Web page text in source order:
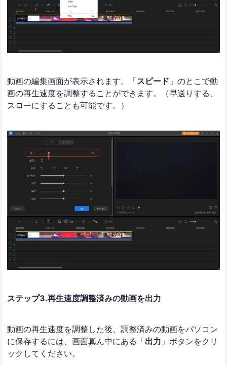
動画の編集画面が表示されます。「スピード 」のとこで動
画の再生速度を調整することができます。（早送りする、
スローにすることも可能です。）
ステップ3.再生速度調整済みの動画を出力
動画の再生速度を調整した後、調整済みの動画をパソコン
に保存するには、画面真ん中にある「出力 」ボタンをクリ
ックしてください。